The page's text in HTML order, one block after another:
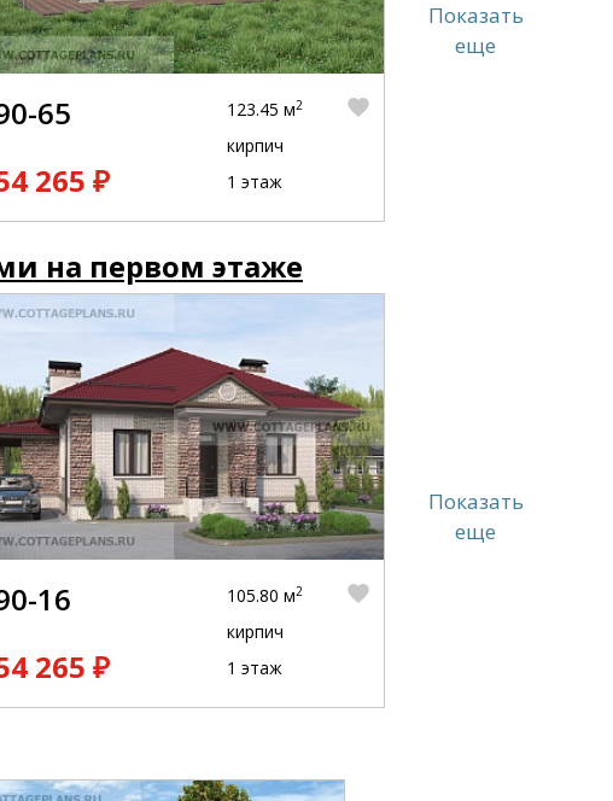
65
265 ₽
123.45 м2
кирпич
1 этаж
Показать
еще
на первом этаже
16
265 ₽
105.80 м2
кирпич
1 этаж
Показать
еще